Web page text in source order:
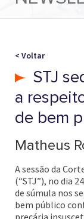
< Voltar
STJ
a
de bem
Matheus
A sessão da
(“STJ”), no dia
de súmula nos
bem público
precária